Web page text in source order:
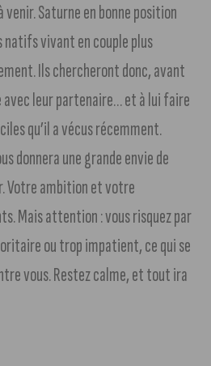
venir. Saturne en bonne position
natifs vivant en couple plus
Ils chercheront donc, avant
leur partenaire… et à lui faire
qu’il a vécus récemment.
donnera une grande envie de
Votre ambition et votre
Mais attention : vous risquez par
ou trop impatient, ce qui se
vous. Restez calme, et tout ira